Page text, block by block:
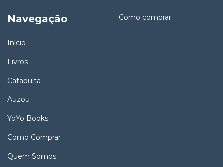
Navegação
Início
Livros
Catapulta
Auzou
YoYo Books
Como Comprar
Quem Somos
Como comprar